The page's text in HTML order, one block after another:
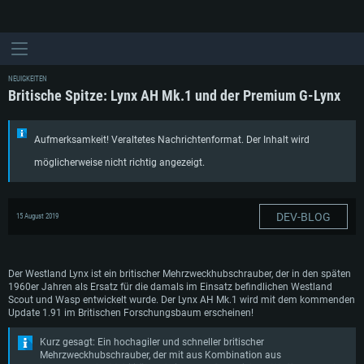
NEUIGKEITEN
Britische Spitze: Lynx AH Mk.1 und der Premium G-Lynx
Aufmerksamkeit! Veraltetes Nachrichtenformat. Der Inhalt wird
möglicherweise nicht richtig angezeigt.
15 August 2019 DEV-BLOG
Der Westland Lynx ist ein britischer Mehrzweckhubschrauber, der in den späten
1960er Jahren als Ersatz für die damals im Einsatz befindlichen Westland
Scout und Wasp entwickelt wurde. Der Lynx AH Mk.1 wird mit dem kommenden
Update 1.91 im Britischen Forschungsbaum erscheinen!
Kurz gesagt: Ein hochagiler und schneller britischer
Mehrzweckhubschrauber, der mit aus Kombination aus